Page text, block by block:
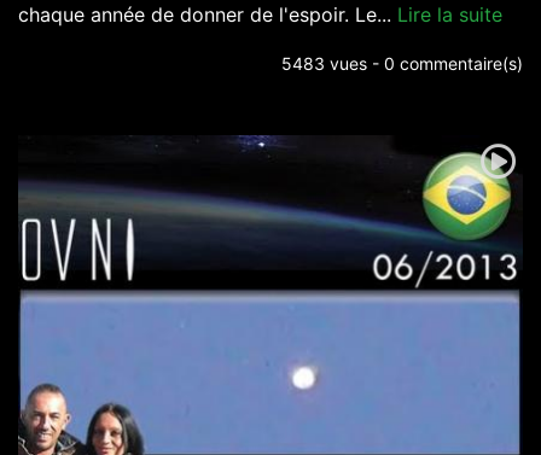
chaque année de donner de l'espoir. Le... Lire la suite
5483 vues - 0 commentaire(s)